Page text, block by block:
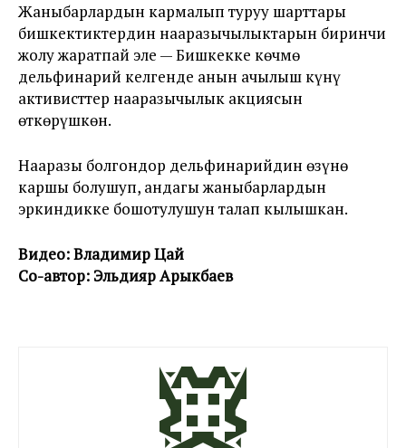
Жаныбарлардын кармалып туруу шарттары
бишкектиктердин нааразычылыктарын биринчи
жолу жаратпай эле — Бишкекке көчмө
дельфинарий келгенде анын ачылыш күнү
активисттер нааразычылык акциясын
өткөрүшкөн.
Нааразы болгондор дельфинарийдин өзүнө
каршы болушуп, андагы жаныбарлардын
эркиндикке бошотулушун талап кылышкан.
Видео: Владимир Цай
Со-автор: Эльдияр Арыкбаев